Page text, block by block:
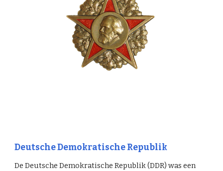
Deutsche Demokratische Republik
De Deutsche Demokratische Republik (DDR) was een